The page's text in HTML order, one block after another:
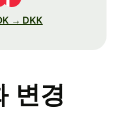
→ DKK
변경